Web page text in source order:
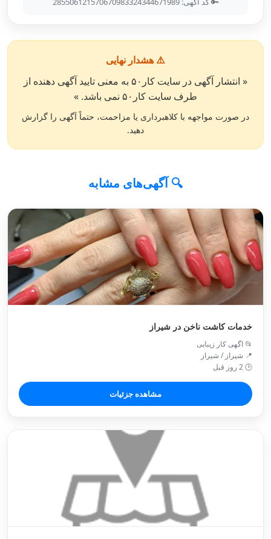
⚠️ هشدار نهایی
« انتشار آگهی در سایت کار۵۰ به معنی تایید آگهی دهنده از
طرف سایت کار۵۰ نمی باشد. »
در صورت مواجهه با کلاهبرداری یا مزاحمت، حتماً آگهی را گزارش
دهید.
🔍 آگهی‌های مشابه
خدمات کاشت ناخن در شیراز
📂 اگهی کار زیبایی
📍 شیراز / شیراز
🕒 2 روز قبل
مشاهده جزئیات